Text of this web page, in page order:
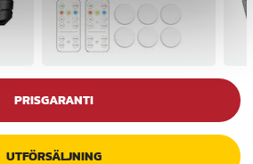
PRISGARANTI
UTFÖRSÄLJNING